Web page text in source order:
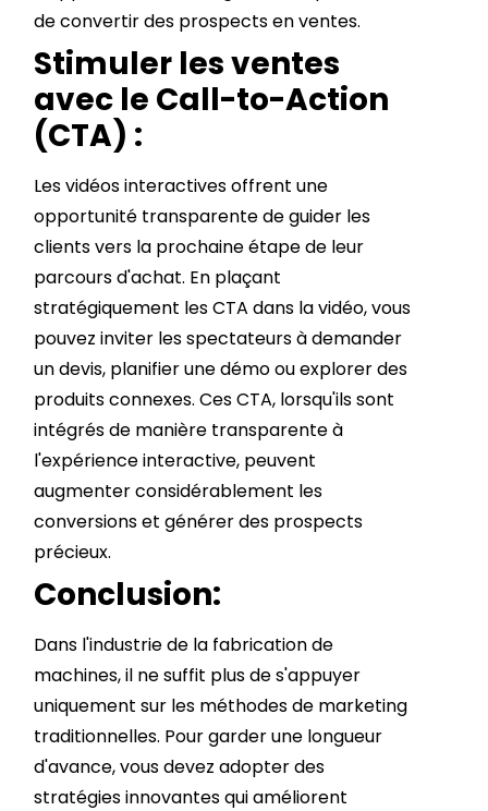
de convertir des prospects en ventes.
Stimuler les ventes
avec le Call-to-Action
(CTA) :
Les vidéos interactives offrent une
opportunité transparente de guider les
clients vers la prochaine étape de leur
parcours d'achat. En plaçant
stratégiquement les CTA dans la vidéo, vous
pouvez inviter les spectateurs à demander
un devis, planifier une démo ou explorer des
produits connexes. Ces CTA, lorsqu'ils sont
intégrés de manière transparente à
l'expérience interactive, peuvent
augmenter considérablement les
conversions et générer des prospects
précieux.
Conclusion:
Dans l'industrie de la fabrication de
machines, il ne suffit plus de s'appuyer
uniquement sur les méthodes de marketing
traditionnelles. Pour garder une longueur
d'avance, vous devez adopter des
stratégies innovantes qui améliorent